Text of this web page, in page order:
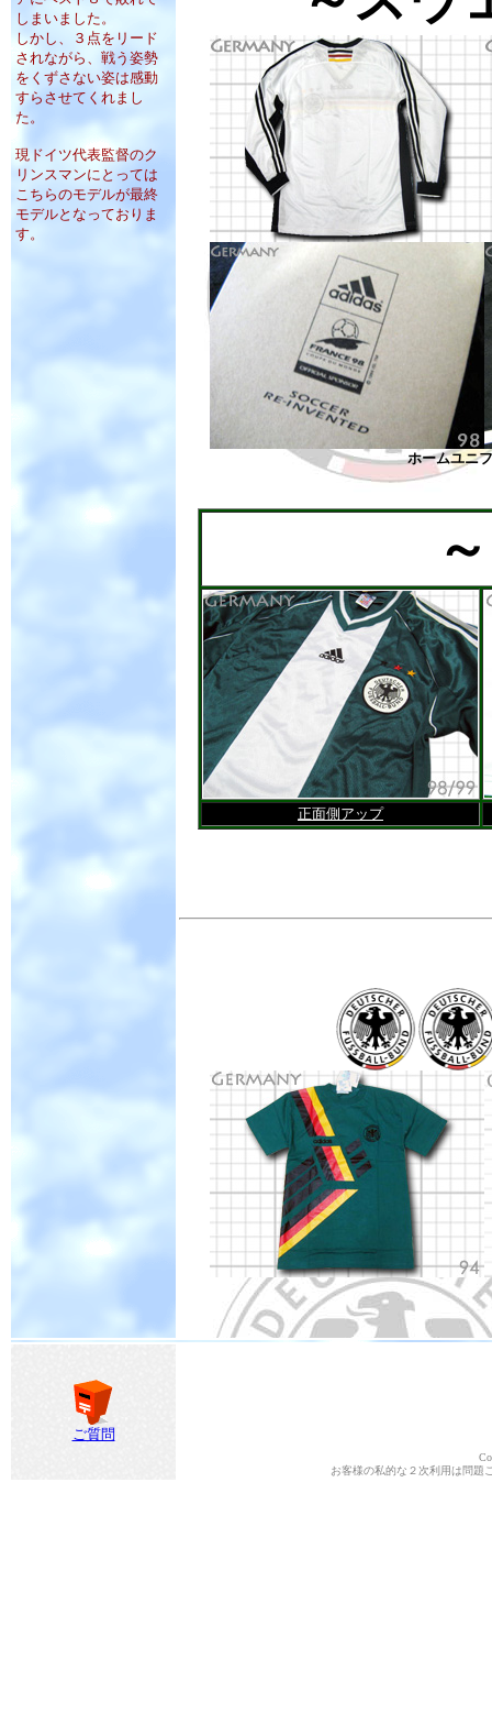
しまいました。
しかし、３点をリード
されながら、戦う姿勢
をくずさない姿は感動
すらさせてくれまし
た。
現ドイツ代表監督のク
リンスマンにとっては
こちらのモデルが最終
モデルとなっておりま
す。
ホームユニ
正面側アップ
ご質問
お客様の私的な２次利用は問題